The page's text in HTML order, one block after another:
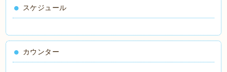
スケジュール
カウンター